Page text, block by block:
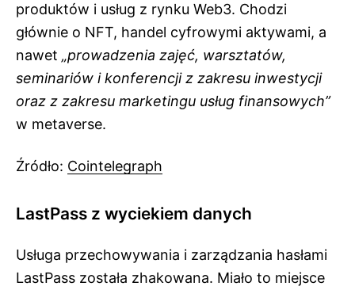
produktów i usług z rynku Web3. Chodzi
głównie o NFT, handel cyfrowymi aktywami, a
nawet „prowadzenia zajęć, warsztatów,
seminariów i konferencji z zakresu inwestycji
oraz z zakresu marketingu usług finansowych”
w metaverse.
Źródło: Cointelegraph
LastPass z wyciekiem danych
Usługa przechowywania i zarządzania hasłami
LastPass została zhakowana. Miało to miejsce